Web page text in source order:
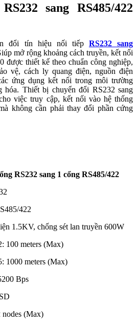
sang RS485/422
đổi tín hiệu nối tiếp RS232 sang
mở rộng khoảng cách truyền, kết nối
được thiết kế theo chuẩn công nghiệp,
vệ, cách ly quang điện, nguồn điện
ứng dụng kết nối trong môi trường
hóa. Thiết bị chuyển đổi RS232 sang
việc truy cập, kết nối vào hệ thống
không cần phải thay đổi phần cứng
RS232 sang 1 cổng RS485/422
422
1.5KV, chống sét lan truyền 600W
100 meters (Max)
1000 meters (Max)
Bps
(Max)